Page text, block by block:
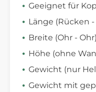
Geeignet für
Länge (Rücken -
Breite (Ohr -
Höhe (ohne
Gewicht (nur
Gewicht mit